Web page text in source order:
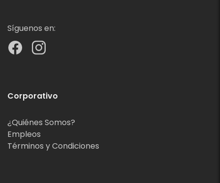
Síguenos en:
Corporativo
¿Quiénes Somos?
Empleos
Términos y Condiciones